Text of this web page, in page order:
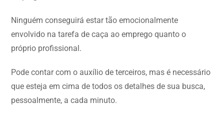
Ninguém conseguirá estar tão emocionalmente
envolvido na tarefa de caça ao emprego quanto o
próprio profissional.
Pode contar com o auxílio de terceiros, mas é necessário
que esteja em cima de todos os detalhes de sua busca,
pessoalmente, a cada minuto.